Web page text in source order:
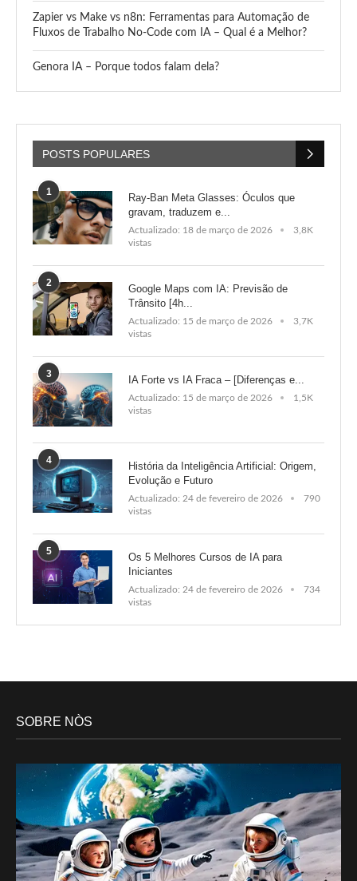
Zapier vs Make vs n8n: Ferramentas para Automação de
Fluxos de Trabalho No-Code com IA – Qual é a Melhor?
Genora IA – Porque todos falam dela?
POSTS POPULARES
1
Ray-Ban Meta Glasses: Óculos que
gravam, traduzem e...
Actualizado: 18 de março de 2026
3,8K
vistas
2
Google Maps com IA: Previsão de
Trânsito [4h...
Actualizado: 15 de março de 2026
3,7K
vistas
3
IA Forte vs IA Fraca – [Diferenças e...
Actualizado: 15 de março de 2026
1,5K
vistas
4
História da Inteligência Artificial: Origem,
Evolução e Futuro
Actualizado: 24 de fevereiro de 2026
790
vistas
5
Os 5 Melhores Cursos de IA para
Iniciantes
Actualizado: 24 de fevereiro de 2026
734
vistas
SOBRE NÒS